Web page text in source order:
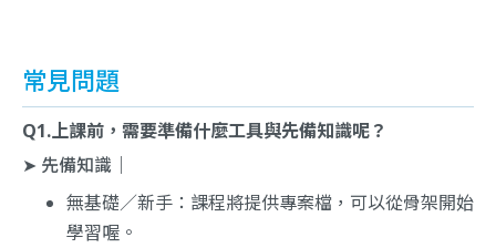
常見問題
Q1.上課前，需要準備什麼工具與先備知識呢？
➤ 先備知識｜
無基礎／新手：課程將提供專案檔，可以從骨架開始
學習喔。